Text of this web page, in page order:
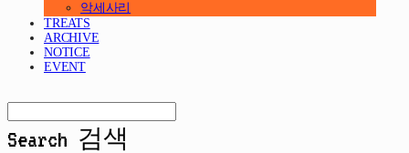
악세사리
TREATS
ARCHIVE
NOTICE
EVENT
Search 검색